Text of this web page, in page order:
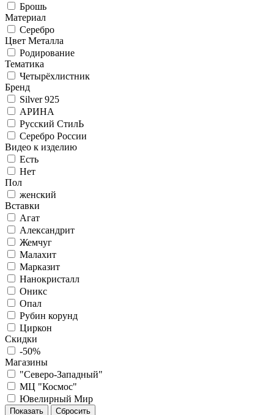
Брошь
Материал
Серебро
Цвет Металла
Родирование
Тематика
Четырёхлистник
Бренд
Silver 925
АРИНА
Русский СтилЬ
Серебро России
Видео к изделию
Есть
Нет
Пол
женский
Вставки
Агат
Александрит
Жемчуг
Малахит
Марказит
Нанокристалл
Оникс
Опал
Рубин корунд
Циркон
Скидки
-50%
Магазины
"Северо-Западный"
МЦ "Космос"
Ювелирный Мир